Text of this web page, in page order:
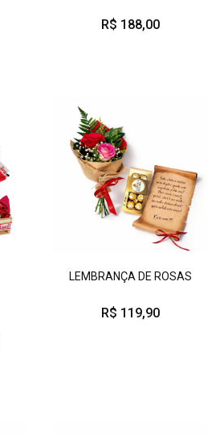
R$ 188,00
LEMBRANÇA DE ROSAS
R$ 119,90